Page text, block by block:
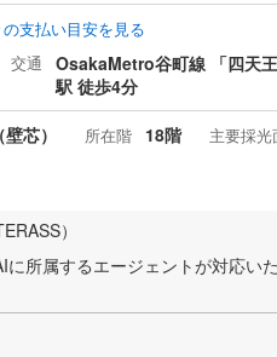
の支払い目安を見る
交通
OsakaMetro谷町線 「四天王
駅 徒歩4分
（壁芯） 所在階 18階 主要採光
）
所属するエージェントが対応いた